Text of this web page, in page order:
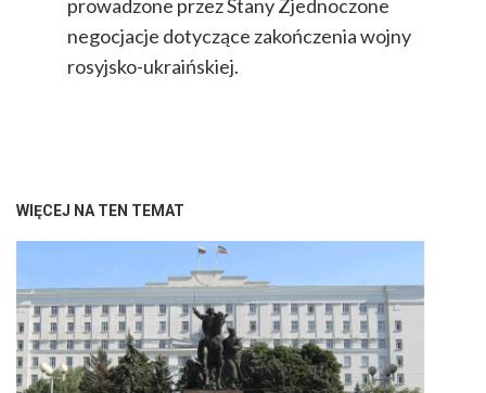
prowadzone przez Stany Zjednoczone
negocjacje dotyczące zakończenia wojny
rosyjsko-ukraińskiej.
WIĘCEJ NA TEN TEMAT